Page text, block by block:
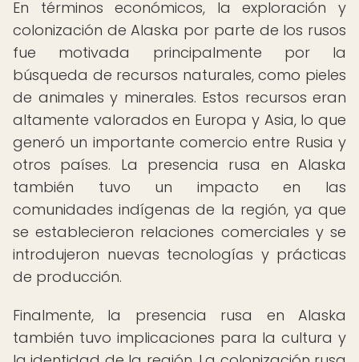
En términos económicos, la exploración y
colonización de Alaska por parte de los rusos
fue motivada principalmente por la
búsqueda de recursos naturales, como pieles
de animales y minerales. Estos recursos eran
altamente valorados en Europa y Asia, lo que
generó un importante comercio entre Rusia y
otros países. La presencia rusa en Alaska
también tuvo un impacto en las
comunidades indígenas de la región, ya que
se establecieron relaciones comerciales y se
introdujeron nuevas tecnologías y prácticas
de producción.
Finalmente, la presencia rusa en Alaska
también tuvo implicaciones para la cultura y